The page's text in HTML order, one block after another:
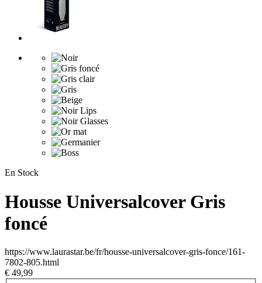
En Stock
Housse Universalcover Gris
foncé
https://www.laurastar.be/fr/housse-universalcover-gris-fonce/161-
7802-805.html
€ 49,99